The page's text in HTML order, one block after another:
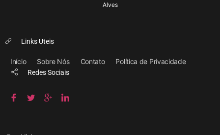
Alves
Links Uteis
Início Sobre Nós Contato Política de Privacidade
Redes Sociais